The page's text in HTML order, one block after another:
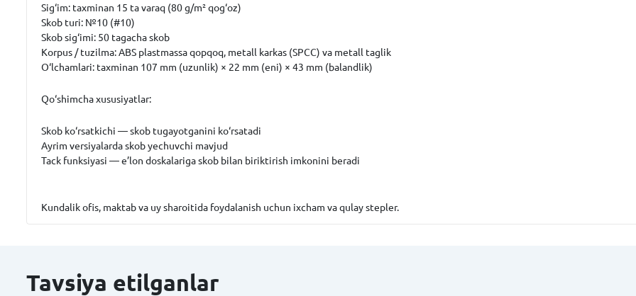
Sig‘im: taxminan 15 ta varaq (80 g/m² qog‘oz)
Skob turi: №10 (#10)
Skob sig‘imi: 50 tagacha skob
Korpus / tuzilma:ABS plastmassa qopqoq, metall karkas (SPCC) va metall taglik
O‘lchamlari: taxminan 107 mm (uzunlik) × 22 mm (eni) × 43 mm (balandlik)
Qo‘shimcha xususiyatlar:
Skob ko‘rsatkichi — skob tugayotganini ko‘rsatadi
Ayrim versiyalardaskob yechuvchi mavjud
Tack funksiyasi — e’lon doskalariga skob bilan biriktirish imkonini beradi
Kundalik ofis, maktab va uy sharoitida foydalanish uchun ixcham va qulay stepler.
Tavsiya etilganlar